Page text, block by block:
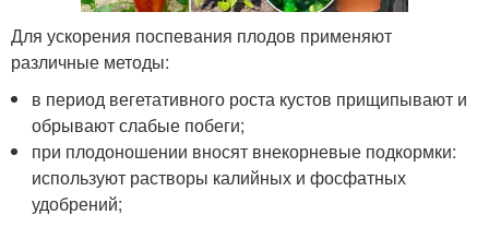
Для ускорения поспевания плодов применяют
различные методы:
в период вегетативного роста кустов прищипывают и
обрывают слабые побеги;
при плодоношении вносят внекорневые подкормки:
используют растворы калийных и фосфатных
удобрений;